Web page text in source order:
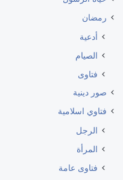
رمضان
أدعية
الصيام
فتاوى
صور دينية
فتاوي اسلامية
الرجل
المرأة
فتاوى عامة